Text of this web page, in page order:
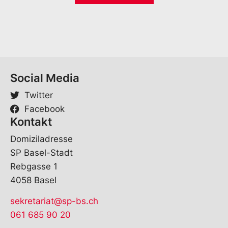
Social Media
Twitter
Facebook
Kontakt
Domiziladresse
SP Basel-Stadt
Rebgasse 1
4058 Basel
sekretariat@sp-bs.ch
061 685 90 20